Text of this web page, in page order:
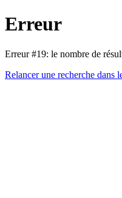
Erreur
Erreur #19: le nombre de
Relancer une recherche dans